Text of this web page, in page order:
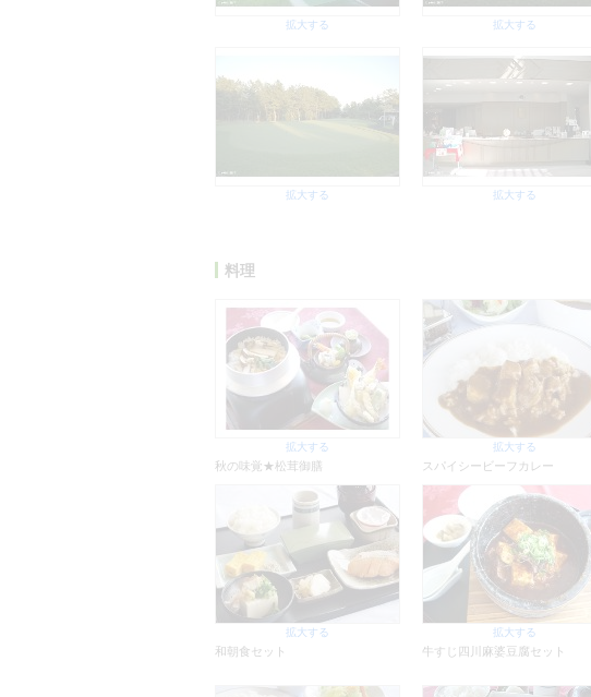
拡大する 拡大する
拡大する 拡大する
料理
拡大する
秋の味覚★松茸御膳
拡大する
スパイシービーフカレー
拡大する
和朝食セット
拡大する
牛すじ四川麻婆豆腐セット